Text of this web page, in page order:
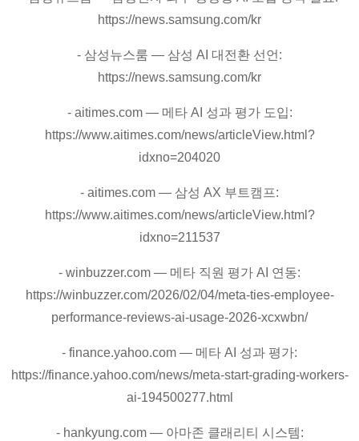
https://news.samsung.com/kr
- 삼성뉴스룸 — 삼성 AI 대전환 선언:
https://news.samsung.com/kr
- aitimes.com — 메타 AI 성과 평가 도입:
https://www.aitimes.com/news/articleView.html?
idxno=204020
- aitimes.com — 삼성 AX 부트캠프:
https://www.aitimes.com/news/articleView.html?
idxno=211537
- winbuzzer.com — 메타 직원 평가 AI 연동:
https://winbuzzer.com/2026/02/04/meta-ties-employee-
performance-reviews-ai-usage-2026-xcxwbn/
- finance.yahoo.com — 메타 AI 성과 평가:
https://finance.yahoo.com/news/meta-start-grading-workers-
ai-194500277.html
- hankyung.com — 아마존 클래리티 시스템: